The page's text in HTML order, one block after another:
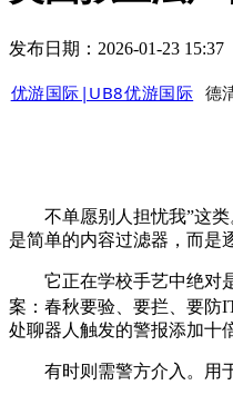
发布日期：2026-01-23 15:37
优游国际|UB8优游国际 德
不单愿别人担忧我”这类
是简单的内容过滤器，而是
它正在学校手艺中绝对是
案：春秋要验、要拦、要防
处聊器人触发的警报添加十
有时则需警方介入。用于